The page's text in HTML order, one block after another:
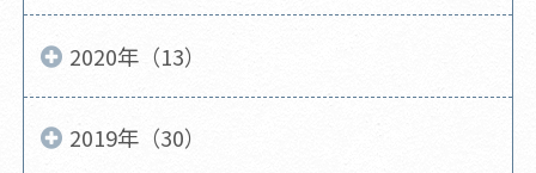
2020年（13）
2019年（30）